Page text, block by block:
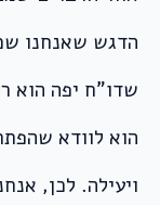
הדגש שאנחנו
שדו”ח יפה הוא
הוא לוודא
ויעילה. לכן,